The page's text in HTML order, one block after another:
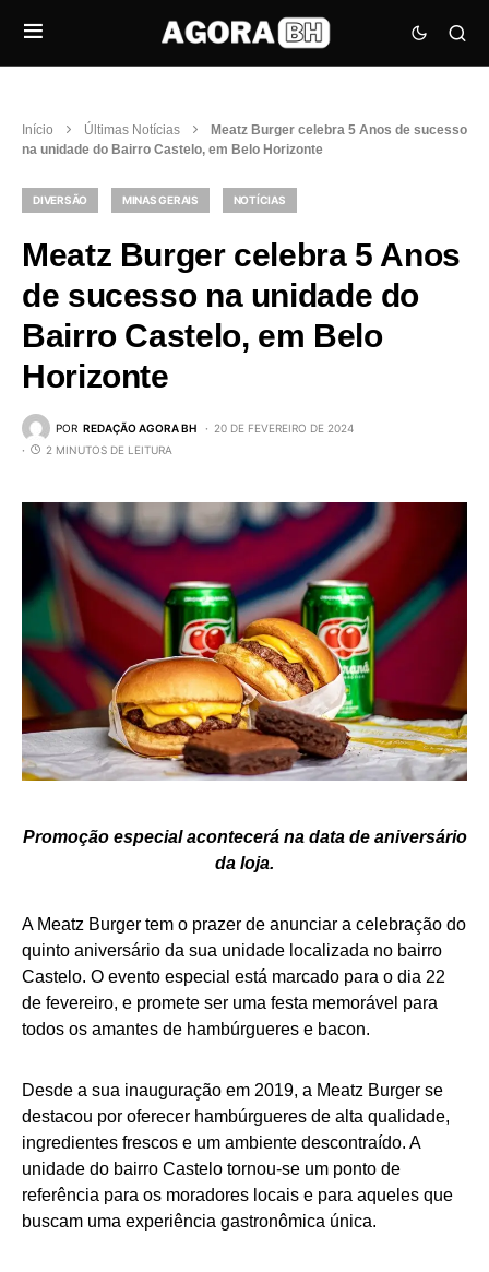
Início Últimas Notícias
Meatz Burger celebra 5 Anos de sucesso
na unidade do Bairro Castelo, em Belo Horizonte
DIVERSÃO MINAS GERAIS NOTÍCIAS
Meatz Burger celebra 5 Anos
de sucesso na unidade do
Bairro Castelo, em Belo
Horizonte
POR REDAÇÃO AGORA BH
20 DE FEVEREIRO DE 2024
2 MINUTOS DE LEITURA
Promoção especial acontecerá na data de aniversário
da loja.
A Meatz Burger tem o prazer de anunciar a celebração do
quinto aniversário da sua unidade localizada no bairro
Castelo. O evento especial está marcado para o dia 22
de fevereiro, e promete ser uma festa memorável para
todos os amantes de hambúrgueres e bacon.
Desde a sua inauguração em 2019, a Meatz Burger se
destacou por oferecer hambúrgueres de alta qualidade,
ingredientes frescos e um ambiente descontraído. A
unidade do bairro Castelo tornou-se um ponto de
referência para os moradores locais e para aqueles que
buscam uma experiência gastronômica única.